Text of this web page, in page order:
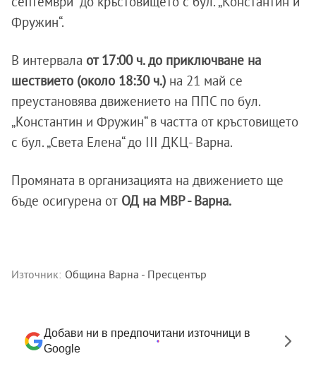
Фружин“.
В интервала от 17:00 ч. до приключване на
шествието (около 18:30 ч.) на 21 май се
преустановява движението на ППС по бул.
„Константин и Фружин“ в частта от кръстовището
с бул. „Света Елена“ до III ДКЦ- Варна.
Промяната в организацията на движението ще
бъде осигурена от ОД на МВР - Варна.
Източник: Община Варна - Пресцентър
Добави ни в предпочитани източници в
Google